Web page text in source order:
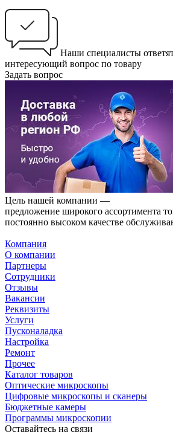
Наши специалисты
интересующий вопрос по товару
Задать вопрос
Цель нашей компании —
предложение широкого ассортимента
постоянно высоком качестве
Компания
О компании
Партнеры
Сотрудники
Отзывы
Вакансии
Реквизиты
Услуги
Пусконаладка
Настройка
Ремонт
Прочее
Каталог товаров
Оптические микроскопы
Цифровые микроскопы и сканеры
Бюджетные камеры
Программы микроскопии
Оставайтесь на связи